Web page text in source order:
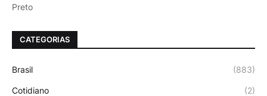
Preto
CATEGORIAS
Brasil (883)
Cotidiano (2)